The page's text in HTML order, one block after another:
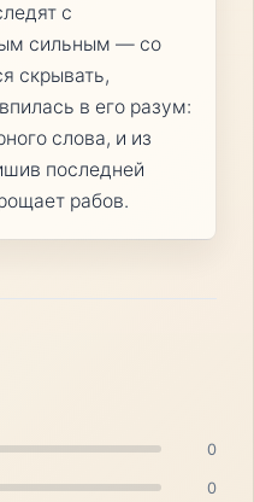
с
сильным — со
скрывать,
в его разум:
слова, и из
последней
рабов.
0
0